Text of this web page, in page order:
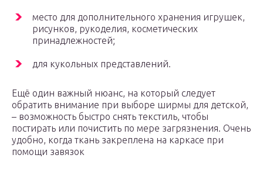
место для дополнительного хранения игрушек,
рисунков, рукоделия, косметических
принадлежностей;
для кукольных представлений.
Ещё один важный нюанс, на который следует
обратить внимание при выборе ширмы для детской,
– возможность быстро снять текстиль, чтобы
постирать или почистить по мере загрязнения. Очень
удобно, когда ткань закреплена на каркасе при
помощи завязок